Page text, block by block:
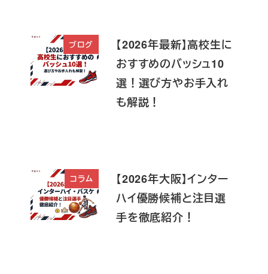
ブログ
【2026年最新】高校生に
おすすめのバッシュ10
選！選び方やお手入れ
も解説！
コラム
【2026年大阪】インター
ハイ優勝候補と注目選
手を徹底紹介！